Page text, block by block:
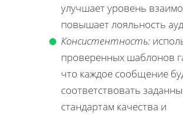
улучшает уровень
повышает лояльность
Консистентность:
проверенных шаблонов
что каждое сообщение
соответствовать
стандартам качества и